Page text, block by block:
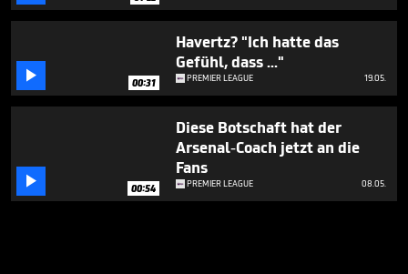
 00:31
Havertz? "Ich hatte das
Gefühl, dass ..."
PREMIER LEAGUE 19.05.
 00:54
Diese Botschaft hat der
Arsenal-Coach jetzt an die
Fans
PREMIER LEAGUE 08.05.